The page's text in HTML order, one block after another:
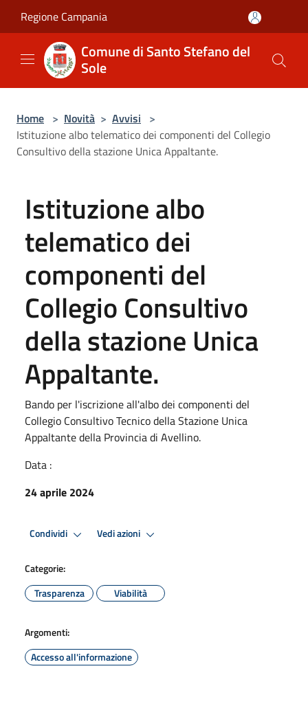
Regione Campania
Comune di Santo Stefano del
Sole
Home > Novità > Avvisi >
Istituzione albo telematico dei componenti del Collegio
Consultivo della stazione Unica Appaltante.
Istituzione albo
telematico dei
componenti del
Collegio Consultivo
della stazione Unica
Appaltante.
Bando per l'iscrizione all'albo dei componenti del
Collegio Consultivo Tecnico della Stazione Unica
Appaltante della Provincia di Avellino.
Data :
24 aprile 2024
Condividi Vedi azioni
Categorie:
Trasparenza
Viabilità
Argomenti:
Accesso all'informazione